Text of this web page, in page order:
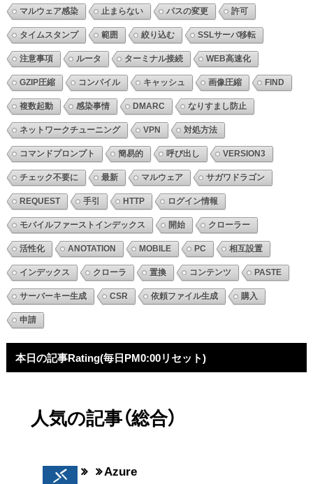
マルウェア感染 止まらない パスの変更 許可
タイムスタンプ 範囲 絞り込む SSLサーバ移転
注意事項 ルータ ターミナル接続 WEB高速化
GZIP圧縮 コンパイル キャッシュ 画像圧縮 FIND
複数起動 感染事情 DMARC なりすまし防止
ネットワークチューニング VPN 対処方法
コマンドプロンプト 簡易的 呼び出し VERSION3
チェック不要に 最新 マルウェア サガワドラゴン
REQUEST 手引 HTTP ログイン情報
モバイルファーストインデックス 開始 クローラー
活性化 ANOTATION MOBILE PC 相互設置
インデックス クローラ 置換 コンテンツ PASTE
サーバーキー生成 CSR 依頼ファイル生成 購入
申請
本日の記事Rating(毎日PM0:00リセット)
人気の記事（総合）
Azure